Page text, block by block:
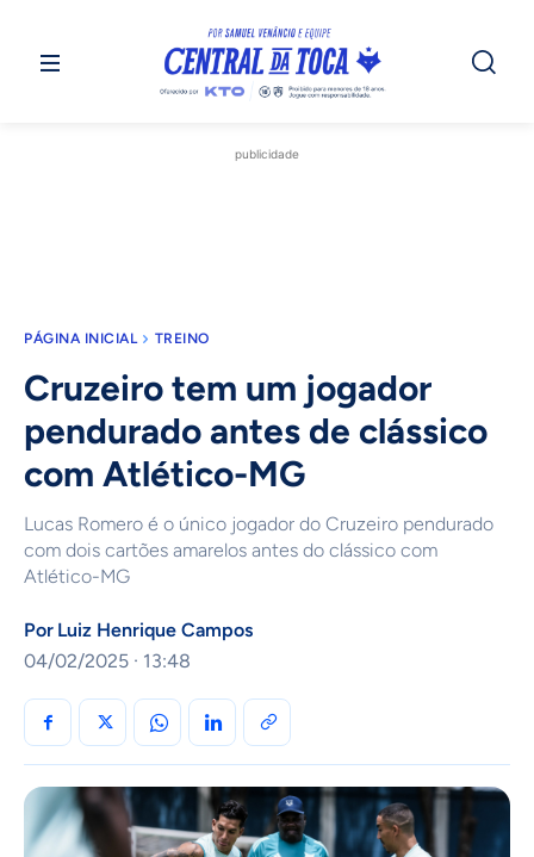
publicidade
PÁGINA INICIAL TREINO
Cruzeiro tem um jogador
pendurado antes de clássico
com Atlético-MG
Lucas Romero é o único jogador do Cruzeiro pendurado
com dois cartões amarelos antes do clássico com
Atlético-MG
Por Luiz Henrique Campos
04/02/2025 · 13:48